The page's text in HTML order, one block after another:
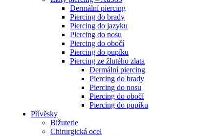
Dermální piercing
Piercing do brady
Piercing do jazyku
Piercing do nosu
Piercing do obočí
Piercing do pupíku
Piercing ze žlutého zlata
Dermální piercing
Piercing do brady
Piercing do nosu
Piercing do obočí
Piercing do pupíku
Přívěsky
Bižuterie
Chirurgická ocel